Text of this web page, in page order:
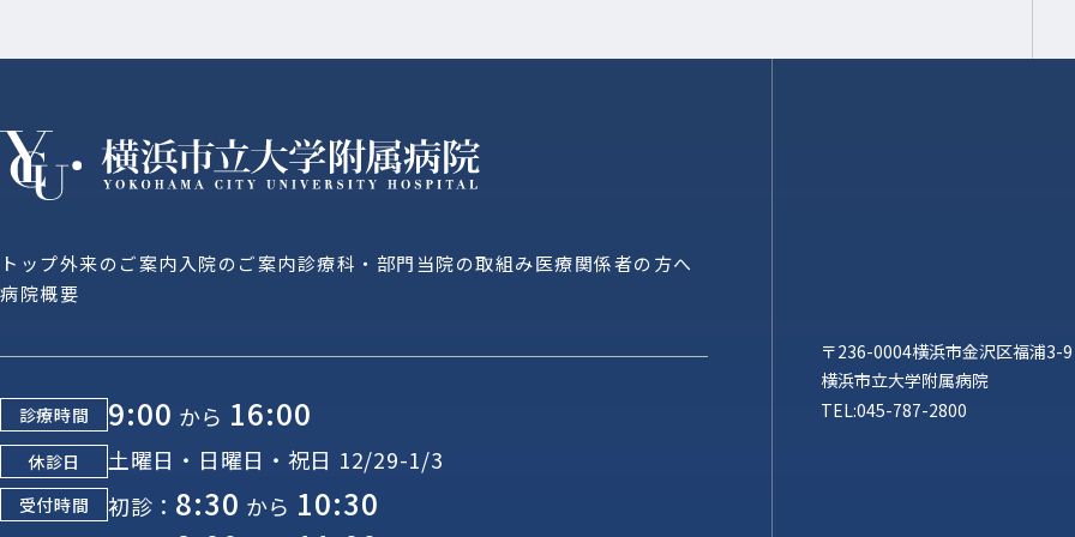
トップ外来のご案内入院のご案内診療科・部門 当院の取組み医療関係者の方へ
病院概要
診療時間 9:00 から 16:00
休診日 土曜日・日曜日・祝日 12/29-1/3
受付時間 初診： 8:30 から 10:30
〒236-0004横浜市金沢区福浦3-9
横浜市立大学附属病院
TEL:045-787-2800